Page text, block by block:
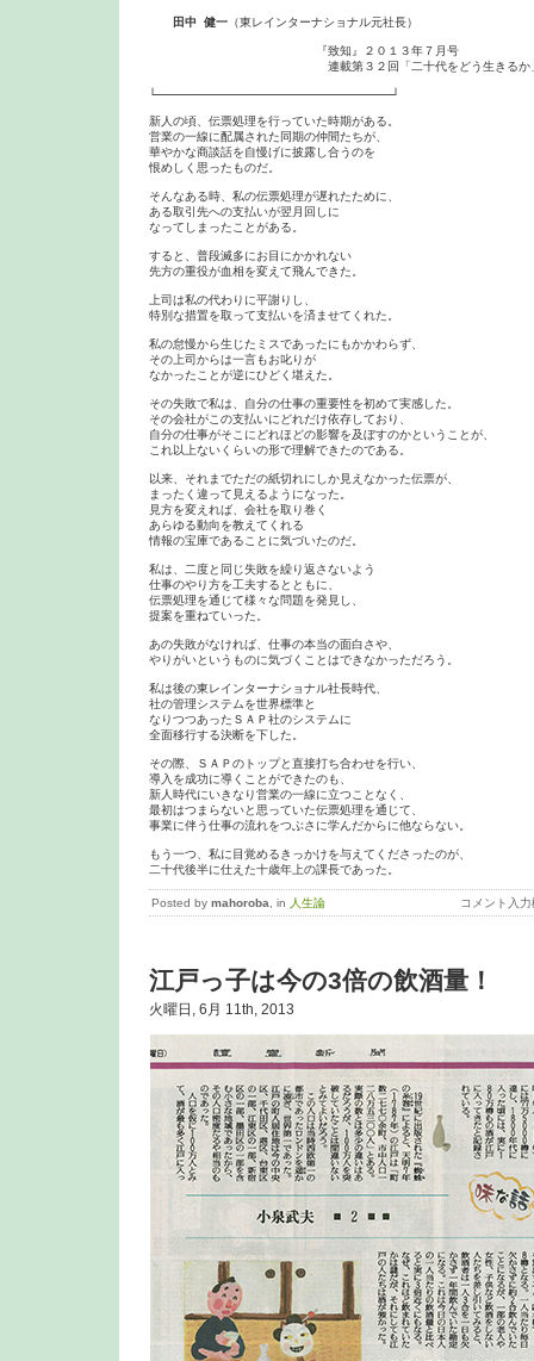
田中 健一 （東レインターナショナル元社長）
『致知』２０１３年７月号
連載第３２回「二十代をどう生きるか」
└─────────────────────────────────┘
新人の頃、伝票処理を行っていた時期がある。
営業の一線に配属された同期の仲間たちが、
華やかな商談話を自慢げに披露し合うのを
恨めしく思ったものだ。
そんなある時、私の伝票処理が遅れたために、
ある取引先への支払いが翌月回しに
なってしまったことがある。
すると、普段滅多にお目にかかれない
先方の重役が血相を変えて飛んできた。
上司は私の代わりに平謝りし、
特別な措置を取って支払いを済ませてくれた。
私の怠慢から生じたミスであったにもかかわらず、
その上司からは一言もお叱りが
なかったことが逆にひどく堪えた。
その失敗で私は、自分の仕事の重要性を初めて実感した。
その会社がこの支払いにどれだけ依存しており、
自分の仕事がそこにどれほどの影響を及ぼすのかということが、
これ以上ないくらいの形で理解できたのである。
以来、それまでただの紙切れにしか見えなかった伝票が、
まったく違って見えるようになった。
見方を変えれば、会社を取り巻く
あらゆる動向を教えてくれる
情報の宝庫であることに気づいたのだ。
私は、二度と同じ失敗を繰り返さないよう
仕事のやり方を工夫するとともに、
伝票処理を通じて様々な問題を発見し、
提案を重ねていった。
あの失敗がなければ、仕事の本当の面白さや、
やりがいというものに気づくことはできなかっただろう。
私は後の東レインターナショナル社長時代、
社の管理システムを世界標準と
なりつつあったＳＡＰ社のシステムに
全面移行する決断を下した。
その際、ＳＡＰのトップと直接打ち合わせを行い、
導入を成功に導くことができたのも、
新人時代にいきなり営業の一線に立つことなく、
最初はつまらないと思っていた伝票処理を通じて、
事業に伴う仕事の流れをつぶさに学んだからに他ならない。
もう一つ、私に目覚めるきっかけを与えてくださったのが、
二十代後半に仕えた十歳年上の課長であった。
Posted by mahoroba, in 人生論 コメント入力
江戸っ子は今の3倍の飲酒量！
火曜日, 6月 11th, 2013